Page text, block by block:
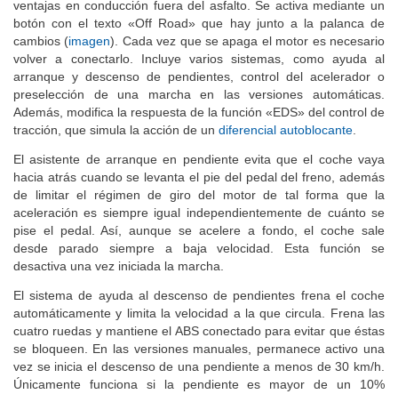
ventajas en conducción fuera del asfalto. Se activa mediante un
botón con el texto «Off Road» que hay junto a la palanca de
cambios (
imagen). Cada vez que se apaga el motor es necesario
volver a conectarlo. Incluye varios sistemas, como ayuda al
arranque y descenso de pendientes, control del acelerador o
preselección de una marcha en las versiones automáticas.
Además, modifica la respuesta de la función «EDS» del control de
El asistente de arranque en pendiente evita que el coche vaya
hacia atrás cuando se levanta el pie del pedal del freno, además
de limitar el régimen de giro del motor de tal forma que la
aceleración es siempre igual independientemente de cuánto se
pise el pedal. Así, aunque se acelere a fondo, el coche sale
desde parado siempre a baja velocidad. Esta función se
El sistema de ayuda al descenso de pendientes frena el coche
automáticamente y limita la velocidad a la que circula. Frena las
cuatro ruedas y mantiene el ABS conectado para evitar que éstas
se bloqueen. En las versiones manuales, permanece activo una
vez se inicia el descenso de una pendiente a menos de 30 km/h.